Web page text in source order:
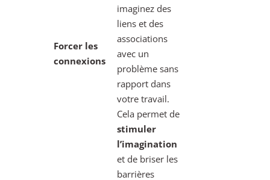
Forcer les
connexions
imaginez des
liens et des
associations
avec un
problème sans
rapport dans
votre travail.
Cela permet de
stimuler
l’imagination
et de briser les
barrières